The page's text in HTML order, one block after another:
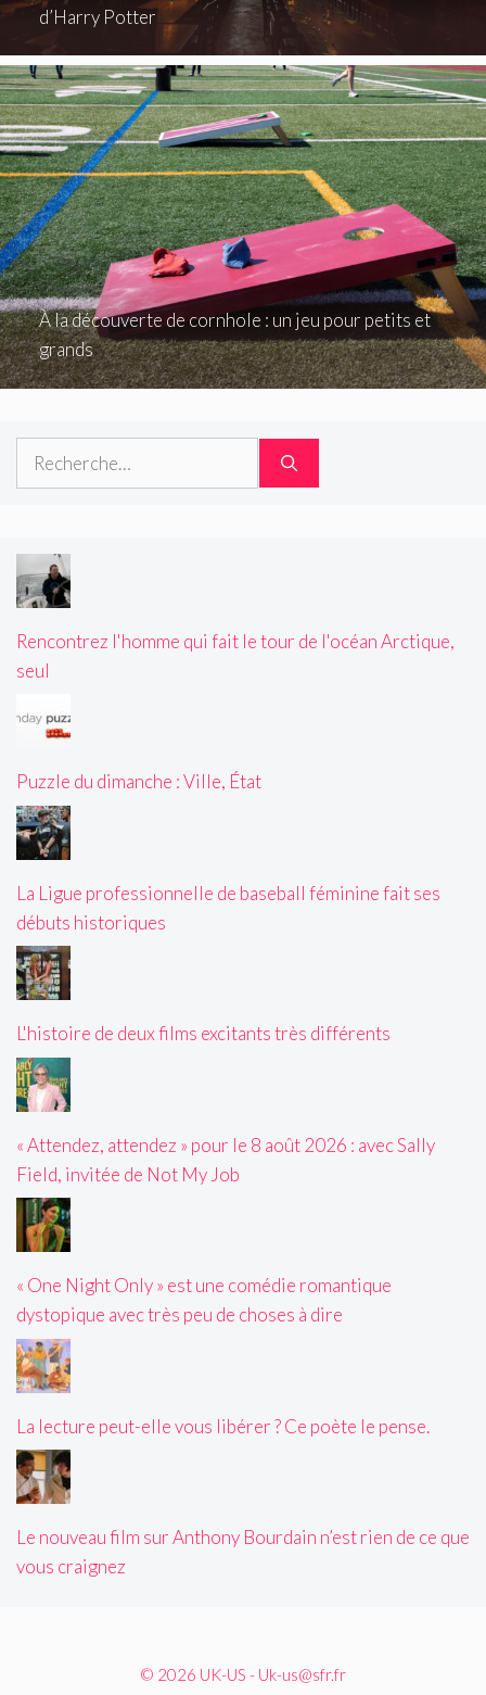
d’Harry Potter
À la découverte de cornhole : un jeu pour petits et
grands
Rechercher :
Rencontrez l'homme qui fait le tour de l'océan Arctique,
seul
Puzzle du dimanche : Ville, État
La Ligue professionnelle de baseball féminine fait ses
débuts historiques
L'histoire de deux films excitants très différents
« Attendez, attendez » pour le 8 août 2026 : avec Sally
Field, invitée de Not My Job
« One Night Only » est une comédie romantique
dystopique avec très peu de choses à dire
La lecture peut-elle vous libérer ? Ce poète le pense.
Le nouveau film sur Anthony Bourdain n’est rien de ce que
vous craignez
© 2026 UK-US - Uk-us@sfr.fr